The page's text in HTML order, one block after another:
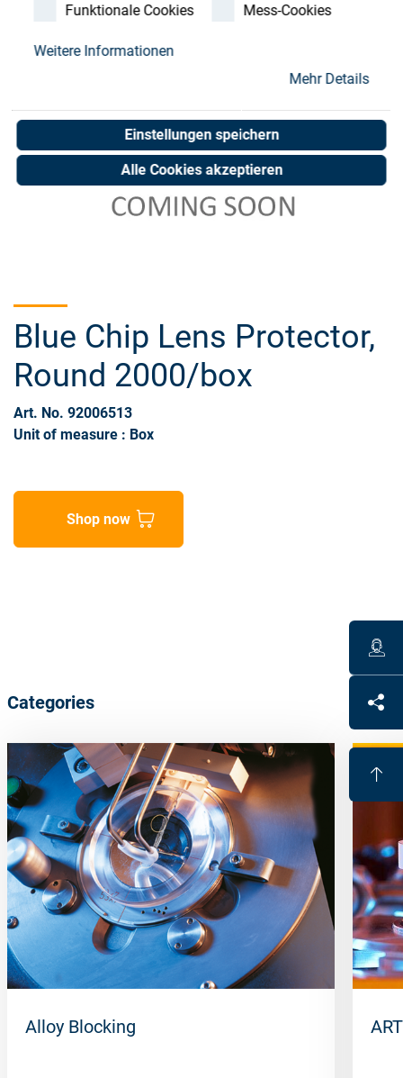
Funktionale Cookies
Mess-Cookies
Weitere Informationen
Mehr Details
Einstellungen speichern
Alle Cookies akzeptieren
Blue Chip Lens Protector,
Round 2000/box
Art. No. 92006513
Unit of measure : Box
Shop now
Categories
Alloy Blocking